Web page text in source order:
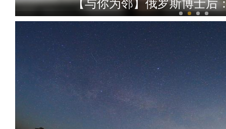
【与你为邻】俄罗斯博士后